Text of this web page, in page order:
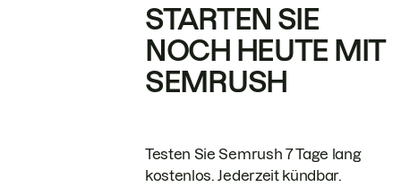
STARTEN SIE
NOCH HEUTE MIT
SEMRUSH
Testen Sie Semrush 7 Tage lang
kostenlos. Jederzeit kündbar.